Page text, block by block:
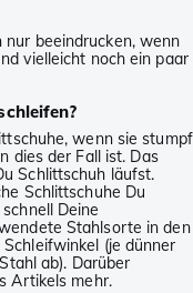
nur beeindrucken, wenn
vielleicht noch ein paar
wenn sie stumpf
dies der Fall ist. Das
Schlittschuh läufst.
Schlittschuhe Du
Deine
Stahlsorte in den
(je dünner
ab). Darüber
Artikels mehr.